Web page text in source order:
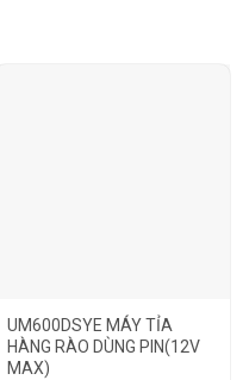
UM600DSYE MÁY TỈA
HÀNG RÀO DÙNG PIN(12V
MAX)